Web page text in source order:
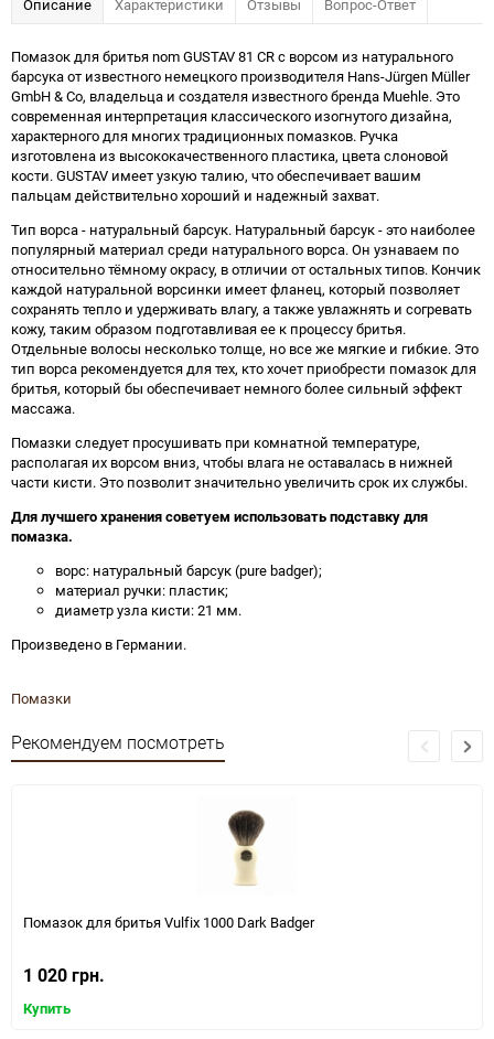
Описание Характеристики Отзывы Вопрос-Ответ
Помазок для бритья nom GUSTAV 81 CR с ворсом из натурального
барсука от известного немецкого производителя Hans-Jürgen Müller
GmbH & Co, владельца и создателя известного бренда Muehle. Это
современная интерпретация классического изогнутого дизайна,
характерного для многих традиционных помазков. Ручка
изготовлена из высококачественного пластика, цвета слоновой
кости. GUSTAV имеет узкую талию, что обеспечивает вашим
пальцам действительно хороший и надежный захват.
Тип ворса - натуральный барсук. Натуральный барсук - это наиболее
популярный материал среди натурального ворса. Он узнаваем по
относительно тёмному окрасу, в отличии от остальных типов. Кончик
каждой натуральной ворсинки имеет фланец, который позволяет
сохранять тепло и удерживать влагу, а также увлажнять и согревать
кожу, таким образом подготавливая ее к процессу бритья.
Отдельные волосы несколько толще, но все же мягкие и гибкие. Это
тип ворса рекомендуется для тех, кто хочет приобрести помазок для
бритья, который бы обеспечивает немного более сильный эффект
массажа.
Помазки следует просушивать при комнатной температуре,
располагая их ворсом вниз, чтобы влага не оставалась в нижней
части кисти. Это позволит значительно увеличить срок их службы.
Для лучшего хранения советуем использовать подставку для
помазка.
ворс: натуральный барсук (pure badger);
материал ручки: пластик;
диаметр узла кисти: 21 мм.
Произведено в Германии.
Помазки
Рекомендуем посмотреть
Помазок для бритья Vulfix 1000 Dark Badger
1 020 грн.
Купить